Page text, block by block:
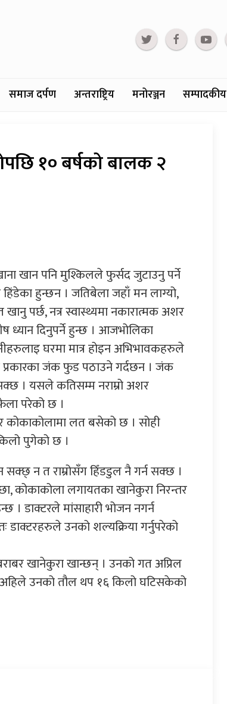
समाज दर्पण अन्तराष्ट्रिय मनोरञ्जन सम्पादकीय
१० बर्षको बालक २
खान पनि मुश्किलले फुर्सद जुटाउनु पर्ने
हुन्छन । जतिबेला जहाँ मन लाग्यो,
पर्छ, नत्र स्वास्थ्यमा नकारात्मक अशर
ध्यान दिनुपर्ने हुन्छ । आजभोलिका
घरमा मात्र होइन अभिभावकहरुले
प्रकारका जंक फुड पठाउने गर्दछन । जंक
। यसले कतिसम्म नराम्रो अशर
परेको छ ।
कोकाकोलामा लत बसेको छ । सोही
पुगेको छ ।
न त राम्रोसँग हिँडडुल नै गर्न सक्छ ।
कोकाकोला लगायतका खानेकुरा निरन्तर
। डाक्टरले मांसाहारी भोजन नगर्न
डाक्टरहरुले उनको शल्यक्रिया गर्नुपरेको
खानेकुरा खान्छन् । उनको गत अप्रिल
अहिले उनको तौल थप १६ किलो घटिसकेको